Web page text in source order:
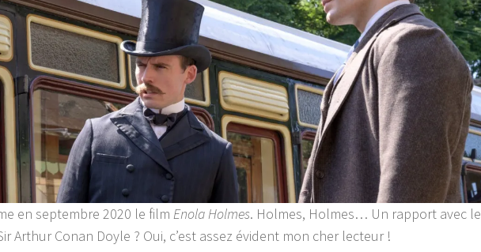
en septembre 2020 le film Enola Holmes. Holmes, Holmes… Un rapport avec le
Arthur Conan Doyle ? Oui, c’est assez évident mon cher lecteur !